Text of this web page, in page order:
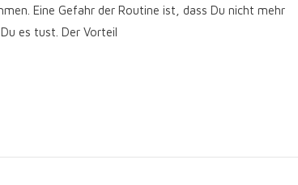
Eine Gefahr der Routine ist, dass Du nicht mehr
es tust. Der Vorteil